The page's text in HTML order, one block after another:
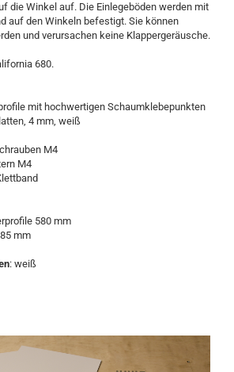
die Winkel auf. Die Einlegeböden werden mit
auf den Winkeln befestigt. Sie können
und verursachen keine Klappergeräusche.
680.
mit hochwertigen Schaumklebepunkten
4 mm, weiß
M4
M4
580 mm
mm
: weiß